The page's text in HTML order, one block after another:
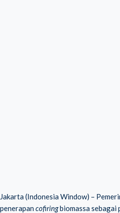
Jakarta (Indonesia Window) –
penerapancofiringbiomassa sebagai